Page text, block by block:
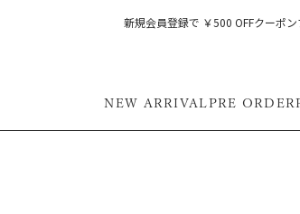
新規会員登録で ￥500 OFFクーポン
NEW ARRIVALPRE ORDER